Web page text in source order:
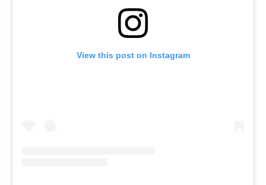
View this post on Instagram